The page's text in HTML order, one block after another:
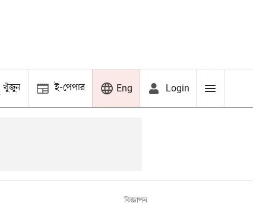
খুঁজুন ই-পেপার Eng Login